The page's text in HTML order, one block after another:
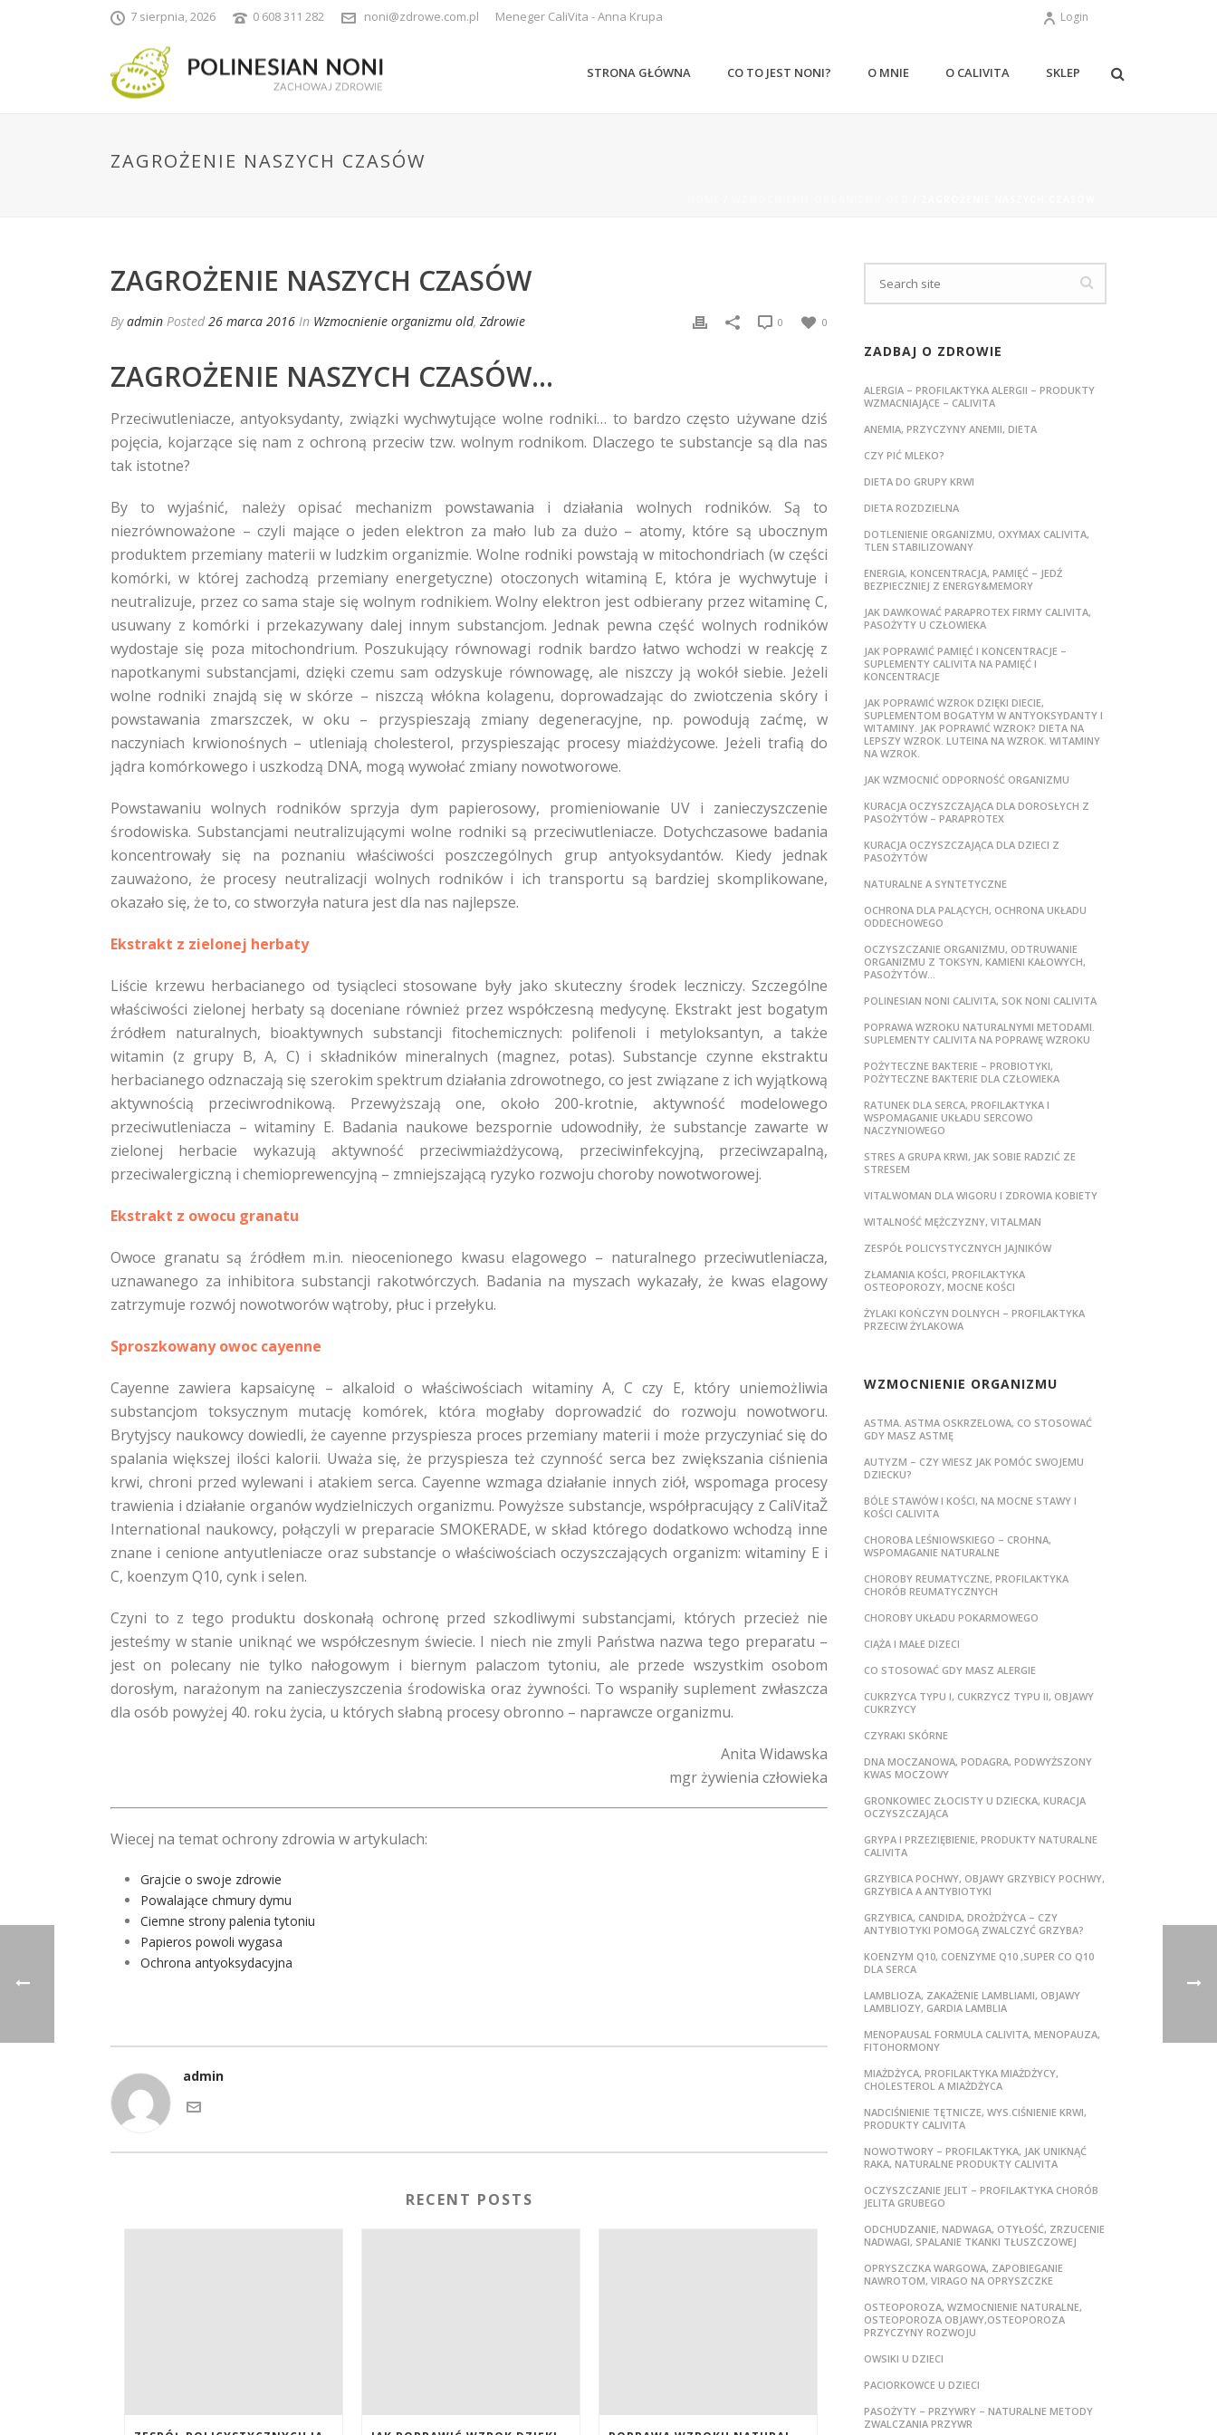
7 sierpnia, 2026 0 608 311 282 noni@zdrowe.com.pl Meneger CaliVita - Anna Krupa Login
STRONA GŁÓWNA CO TO JEST NONI? O MNIE O CALIVITA SKLEP
ZAGROŻENIE NASZYCH CZASÓW
ZAGROŻENIE NASZYCH CZASÓW
Byadmin Posted 26 marca 2016 In Wzmocnienie organizmu old, Zdrowie 0
0
ZAGROŻENIE NASZYCH CZASÓW…
Przeciwutleniacze, antyoksydanty, związki wychwytujące wolne rodniki… to bardzo często używane dziś
pojęcia, kojarzące się nam z ochroną przeciw tzw. wolnym rodnikom. Dlaczego te substancje są dla nas
tak istotne?
By to wyjaśnić, należy opisać mechanizm powstawania i działania wolnych rodników. Są to
niezrównoważone – czyli mające o jeden elektron za mało lub za dużo – atomy, które są ubocznym
produktem przemiany materii w ludzkim organizmie. Wolne rodniki powstają w mitochondriach (w części
komórki, w której zachodzą przemiany energetyczne) otoczonych witaminą E, która je wychwytuje i
neutralizuje, przez co sama staje się wolnym rodnikiem. Wolny elektron jest odbierany przez witaminę C,
usuwany z komórki i przekazywany dalej innym substancjom. Jednak pewna część wolnych rodników
wydostaje się poza mitochondrium. Poszukujący równowagi rodnik bardzo łatwo wchodzi w reakcję z
napotkanymi substancjami, dzięki czemu sam odzyskuje równowagę, ale niszczy ją wokół siebie. Jeżeli
wolne rodniki znajdą się w skórze – niszczą włókna kolagenu, doprowadzając do zwiotczenia skóry i
powstawania zmarszczek, w oku – przyspieszają zmiany degeneracyjne, np. powodują zaćmę, w
naczyniach krwionośnych – utleniają cholesterol, przyspieszając procesy miażdżycowe. Jeżeli trafią do
jądra komórkowego i uszkodzą DNA, mogą wywołać zmiany nowotworowe.
Powstawaniu wolnych rodników sprzyja dym papierosowy, promieniowanie UV i zanieczyszczenie
środowiska. Substancjami neutralizującymi wolne rodniki są przeciwutleniacze. Dotychczasowe badania
koncentrowały się na poznaniu właściwości poszczególnych grup antyoksydantów. Kiedy jednak
zauważono, że procesy neutralizacji wolnych rodników i ich transportu są bardziej skomplikowane,
okazało się, że to, co stworzyła natura jest dla nas najlepsze.
Ekstrakt z zielonej herbaty
Liście krzewu herbacianego od tysiącleci stosowane były jako skuteczny środek leczniczy. Szczególne
właściwości zielonej herbaty są doceniane również przez współczesną medycynę. Ekstrakt jest bogatym
źródłem naturalnych, bioaktywnych substancji fitochemicznych: polifenoli i metyloksantyn, a także
witamin (z grupy B, A, C) i składników mineralnych (magnez, potas). Substancje czynne ekstraktu
herbacianego odznaczają się szerokim spektrum działania zdrowotnego, co jest związane z ich wyjątkową
aktywnością przeciwrodnikową. Przewyższają one, około 200-krotnie, aktywność modelowego
przeciwutleniacza – witaminy E. Badania naukowe bezspornie udowodniły, że substancje zawarte w
zielonej herbacie wykazują aktywność przeciwmiażdżycową, przeciwinfekcyjną, przeciwzapalną,
przeciwalergiczną i chemioprewencyjną – zmniejszającą ryzyko rozwoju choroby nowotworowej.
Ekstrakt z owocu granatu
Owoce granatu są źródłem m.in. nieocenionego kwasu elagowego – naturalnego przeciwutleniacza,
uznawanego za inhibitora substancji rakotwórczych. Badania na myszach wykazały, że kwas elagowy
zatrzymuje rozwój nowotworów wątroby, płuc i przełyku.
Sproszkowany owoc cayenne
Cayenne zawiera kapsaicynę – alkaloid o właściwościach witaminy A, C czy E, który uniemożliwia
substancjom toksycznym mutację komórek, która mogłaby doprowadzić do rozwoju nowotworu.
Brytyjscy naukowcy dowiedli, że cayenne przyspiesza proces przemiany materii i może przyczyniać się do
spalania większej ilości kalorii. Uważa się, że przyspiesza też czynność serca bez zwiększania ciśnienia
krwi, chroni przed wylewani i atakiem serca. Cayenne wzmaga działanie innych ziół, wspomaga procesy
trawienia i działanie organów wydzielniczych organizmu. Powyższe substancje, współpracujący z CaliVitaŽ
International naukowcy, połączyli w preparacie SMOKERADE, w skład którego dodatkowo wchodzą inne
znane i cenione antyutleniacze oraz substancje o właściwościach oczyszczających organizm: witaminy E i
C, koenzym Q10, cynk i selen.
Czyni to z tego produktu doskonałą ochronę przed szkodliwymi substancjami, których przecież nie
jesteśmy w stanie uniknąć we współczesnym świecie. I niech nie zmyli Państwa nazwa tego preparatu –
jest on polecany nie tylko nałogowym i biernym palaczom tytoniu, ale przede wszystkim osobom
dorosłym, narażonym na zanieczyszczenia środowiska oraz żywności. To wspaniły suplement zwłaszcza
dla osób powyżej 40. roku życia, u których słabną procesy obronno – naprawcze organizmu.
Anita Widawska
mgr żywienia człowieka
Wiecej na temat ochrony zdrowia w artykulach:
Grajcie o swoje zdrowie
Powalające chmury dymu
Ciemne strony palenia tytoniu
Papieros powoli wygasa
Ochrona antyoksydacyjna
admin
RECENT POSTS
ZADBAJ O ZDROWIE
ALERGIA – PROFILAKTYKA ALERGII – PRODUKTY
WZMACNIAJĄCE – CALIVITA
ANEMIA, PRZYCZYNY ANEMII, DIETA
CZY PIĆ MLEKO?
DIETA DO GRUPY KRWI
DIETA ROZDZIELNA
DOTLENIENIE ORGANIZMU, OXYMAX CALIVITA,
TLEN STABILIZOWANY
ENERGIA, KONCENTRACJA, PAMIĘĆ – JEDŹ
BEZPIECZNIEJ Z ENERGY&MEMORY
JAK DAWKOWAĆ PARAPROTEX FIRMY CALIVITA,
PASOŻYTY U CZŁOWIEKA
JAK POPRAWIĆ PAMIĘĆ I KONCENTRACJE –
SUPLEMENTY CALIVITA NA PAMIĘĆ I
KONCENTRACJE
JAK POPRAWIĆ WZROK DZIĘKI DIECIE,
SUPLEMENTOM BOGATYM W ANTYOKSYDANTY I
WITAMINY. JAK POPRAWIĆ WZROK? DIETA NA
LEPSZY WZROK. LUTEINA NA WZROK. WITAMINY
NA WZROK.
JAK WZMOCNIĆ ODPORNOŚĆ ORGANIZMU
KURACJA OCZYSZCZAJĄCA DLA DOROSŁYCH Z
PASOŻYTÓW – PARAPROTEX
KURACJA OCZYSZCZAJĄCA DLA DZIECI Z
PASOŻYTÓW
NATURALNE A SYNTETYCZNE
OCHRONA DLA PALĄCYCH, OCHRONA UKŁADU
ODDECHOWEGO
OCZYSZCZANIE ORGANIZMU, ODTRUWANIE
ORGANIZMU Z TOKSYN, KAMIENI KAŁOWYCH,
PASOŻYTÓW…
POLINESIAN NONI CALIVITA, SOK NONI CALIVITA
POPRAWA WZROKU NATURALNYMI METODAMI.
SUPLEMENTY CALIVITA NA POPRAWĘ WZROKU
POŻYTECZNE BAKTERIE – PROBIOTYKI,
POŻYTECZNE BAKTERIE DLA CZŁOWIEKA
RATUNEK DLA SERCA, PROFILAKTYKA I
WSPOMAGANIE UKŁADU SERCOWO
NACZYNIOWEGO
STRES A GRUPA KRWI, JAK SOBIE RADZIĆ ZE
STRESEM
VITALWOMAN DLA WIGORU I ZDROWIA KOBIETY
WITALNOŚĆ MĘŻCZYZNY, VITALMAN
ZESPÓŁ POLICYSTYCZNYCH JAJNIKÓW
ZŁAMANIA KOŚCI, PROFILAKTYKA
OSTEOPOROZY, MOCNE KOŚCI
ŻYLAKI KOŃCZYN DOLNYCH – PROFILAKTYKA
PRZECIW ŻYLAKOWA
WZMOCNIENIE ORGANIZMU
ASTMA. ASTMA OSKRZELOWA, CO STOSOWAĆ
GDY MASZ ASTMĘ
AUTYZM – CZY WIESZ JAK POMÓC SWOJEMU
DZIECKU?
BÓLE STAWÓW I KOŚCI, NA MOCNE STAWY I
KOŚCI CALIVITA
CHOROBA LEŚNIOWSKIEGO – CROHNA,
WSPOMAGANIE NATURALNE
CHOROBY REUMATYCZNE, PROFILAKTYKA
CHORÓB REUMATYCZNYCH
CHOROBY UKŁADU POKARMOWEGO
CIĄŻA I MAŁE DIZECI
CO STOSOWAĆ GDY MASZ ALERGIE
CUKRZYCA TYPU I, CUKRZYCZ TYPU II, OBJAWY
CUKRZYCY
CZYRAKI SKÓRNE
DNA MOCZANOWA, PODAGRA, PODWYŻSZONY
KWAS MOCZOWY
GRONKOWIEC ZŁOCISTY U DZIECKA, KURACJA
OCZYSZCZAJĄCA
GRYPA I PRZEZIĘBIENIE, PRODUKTY NATURALNE
CALIVITA
GRZYBICA POCHWY, OBJAWY GRZYBICY POCHWY,
GRZYBICA A ANTYBIOTYKI
GRZYBICA, CANDIDA, DROŻDŻYCA – CZY
ANTYBIOTYKI POMOGĄ ZWALCZYĆ GRZYBA?
KOENZYM Q10, COENZYME Q10 ,SUPER CO Q10
DLA SERCA
LAMBLIOZA, ZAKAŻENIE LAMBLIAMI, OBJAWY
LAMBLIOZY, GARDIA LAMBLIA
MENOPAUSAL FORMULA CALIVITA, MENOPAUZA,
FITOHORMONY
MIAŻDŻYCA, PROFILAKTYKA MIAŻDŻYCY,
CHOLESTEROL A MIAŻDŻYCA
NADCIŚNIENIE TĘTNICZE, WYS.CIŚNIENIE KRWI,
PRODUKTY CALIVITA
NOWOTWORY – PROFILAKTYKA, JAK UNIKNĄĆ
RAKA, NATURALNE PRODUKTY CALIVITA
OCZYSZCZANIE JELIT – PROFILAKTYKA CHORÓB
JELITA GRUBEGO
ODCHUDZANIE, NADWAGA, OTYŁOŚĆ, ZRZUCENIE
NADWAGI, SPALANIE TKANKI TŁUSZCZOWEJ
OPRYSZCZKA WARGOWA, ZAPOBIEGANIE
NAWROTOM, VIRAGO NA OPRYSZCZKE
OSTEOPOROZA, WZMOCNIENIE NATURALNE,
OSTEOPOROZA OBJAWY,OSTEOPOROZA
PRZYCZYNY ROZWOJU
OWSIKI U DZIECI
PACIORKOWCE U DZIECI
PASOŻYTY – PRZYWRY – NATURALNE METODY
ZWALCZANIA PRZYWR